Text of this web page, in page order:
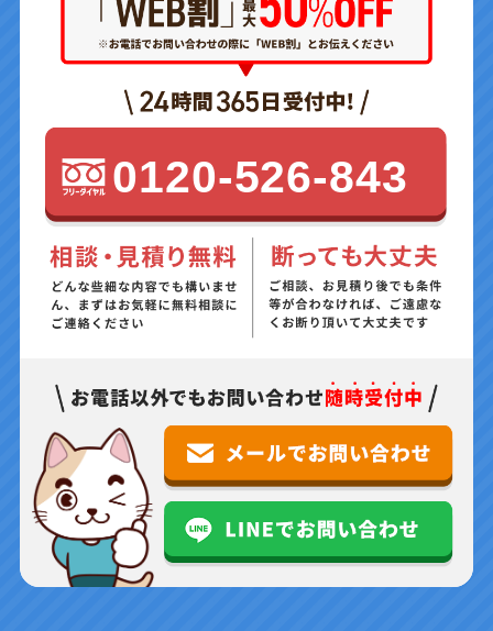
0120-526-843